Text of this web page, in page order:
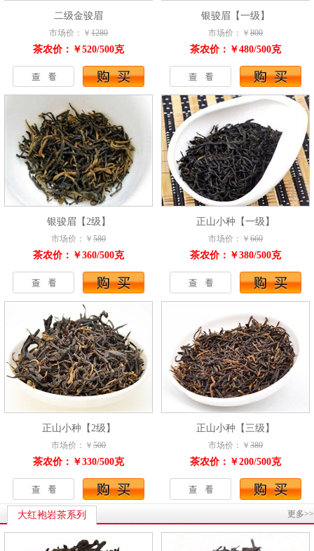
二级金骏眉
市场价：￥ 1280
茶农价：￥520/500克
银骏眉【一级】
市场价：￥ 800
茶农价：￥480/500克
银骏眉【2级】
市场价：￥ 580
茶农价：￥360/500克
正山小种【一级】
市场价：￥ 660
茶农价：￥380/500克
正山小种【2级】
市场价：￥ 500
茶农价：￥330/500克
正山小种【三级】
市场价：￥ 380
茶农价：￥200/500克
大红袍岩茶系列 更多>>